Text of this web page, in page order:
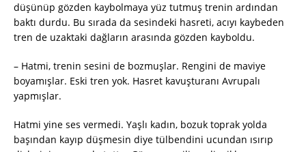
düşünüp gözden kaybolmaya yüz tutmuş trenin ardından
baktı durdu. Bu sırada da sesindeki hasreti, acıyı kaybeden
tren de uzaktaki dağların arasında gözden kayboldu.
– Hatmi, trenin sesini de bozmuşlar. Rengini de maviye
boyamışlar. Eski tren yok. Hasret kavuşturanı Avrupalı
yapmışlar.
Hatmi yine ses vermedi. Yaşlı kadın, bozuk toprak yolda
başından kayıp düşmesin diye tülbendini ucundan ısırıp